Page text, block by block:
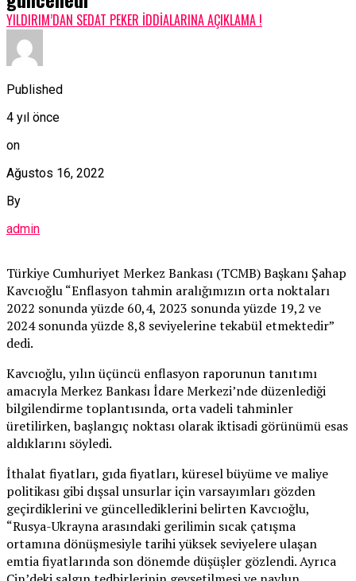
YILDIRIM’DAN SEDAT PEKER İDDİALARINA AÇIKLAMA !
Published
4 yıl önce
on
Ağustos 16, 2022
By
admin
Türkiye Cumhuriyet Merkez Bankası (TCMB) Başkanı Şahap
Kavcıoğlu “Enflasyon tahmin aralığımızın orta noktaları
2022 sonunda yüzde 60,4, 2023 sonunda yüzde 19,2 ve
2024 sonunda yüzde 8,8 seviyelerine tekabül etmektedir”
dedi.
Kavcıoğlu, yılın üçüncü enflasyon raporunun tanıtımı
amacıyla Merkez Bankası İdare Merkezi’nde düzenlediği
bilgilendirme toplantısında, orta vadeli tahminler
üretilirken, başlangıç noktası olarak iktisadi görünümü esas
aldıklarını söyledi.
İthalat fiyatları, gıda fiyatları, küresel büyüme ve maliye
politikası gibi dışsal unsurlar için varsayımları gözden
geçirdiklerini ve güncellediklerini belirten Kavcıoğlu,
“Rusya-Ukrayna arasındaki gerilimin sıcak çatışma
ortamına dönüşmesiyle tarihi yüksek seviyelere ulaşan
emtia fiyatlarında son dönemde düşüşler gözlendi. Ayrıca